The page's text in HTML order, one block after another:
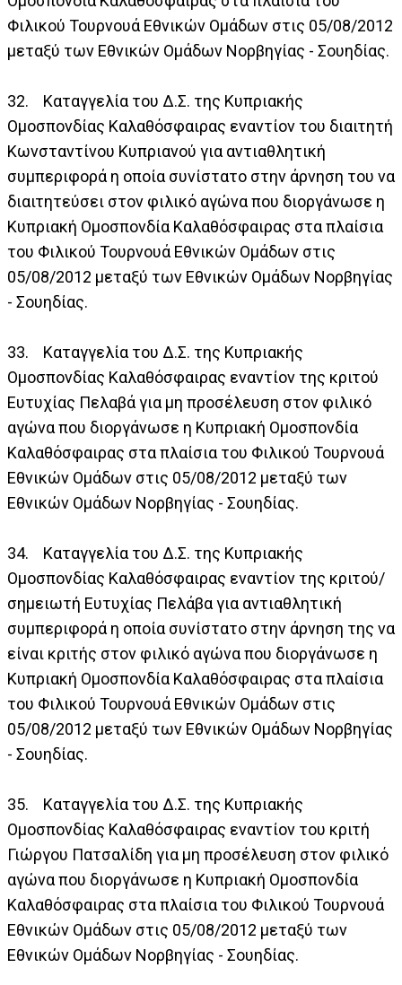
Φιλικού Τουρνουά Εθνικών Ομάδων στις 05/08/2012
μεταξύ των Εθνικών Ομάδων Νορβηγίας - Σουηδίας.
32. Καταγγελία του Δ.Σ. της Κυπριακής
Ομοσπονδίας Καλαθόσφαιρας εναντίον του διαιτητή
Κωνσταντίνου Κυπριανού για αντιαθλητική
συμπεριφορά η οποία συνίστατο στην άρνηση του να
διαιτητεύσει στον φιλικό αγώνα που διοργάνωσε η
Κυπριακή Ομοσπονδία Καλαθόσφαιρας στα πλαίσια
του Φιλικού Τουρνουά Εθνικών Ομάδων στις
05/08/2012 μεταξύ των Εθνικών Ομάδων Νορβηγίας
- Σουηδίας.
33. Καταγγελία του Δ.Σ. της Κυπριακής
Ομοσπονδίας Καλαθόσφαιρας εναντίον της κριτού
Ευτυχίας Πελαβά για μη προσέλευση στον φιλικό
αγώνα που διοργάνωσε η Κυπριακή Ομοσπονδία
Καλαθόσφαιρας στα πλαίσια του Φιλικού Τουρνουά
Εθνικών Ομάδων στις 05/08/2012 μεταξύ των
Εθνικών Ομάδων Νορβηγίας - Σουηδίας.
34. Καταγγελία του Δ.Σ. της Κυπριακής
Ομοσπονδίας Καλαθόσφαιρας εναντίον της κριτού/
σημειωτή Ευτυχίας Πελάβα για αντιαθλητική
συμπεριφορά η οποία συνίστατο στην άρνηση της να
είναι κριτής στον φιλικό αγώνα που διοργάνωσε η
Κυπριακή Ομοσπονδία Καλαθόσφαιρας στα πλαίσια
του Φιλικού Τουρνουά Εθνικών Ομάδων στις
05/08/2012 μεταξύ των Εθνικών Ομάδων Νορβηγίας
- Σουηδίας.
35. Καταγγελία του Δ.Σ. της Κυπριακής
Ομοσπονδίας Καλαθόσφαιρας εναντίον του κριτή
Γιώργου Πατσαλίδη για μη προσέλευση στον φιλικό
αγώνα που διοργάνωσε η Κυπριακή Ομοσπονδία
Καλαθόσφαιρας στα πλαίσια του Φιλικού Τουρνουά
Εθνικών Ομάδων στις 05/08/2012 μεταξύ των
Εθνικών Ομάδων Νορβηγίας - Σουηδίας.